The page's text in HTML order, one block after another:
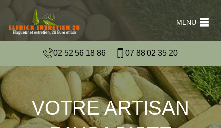
MENU
02 52 56 18 86 07 88 02 35 20
VOTRE ARTISAN